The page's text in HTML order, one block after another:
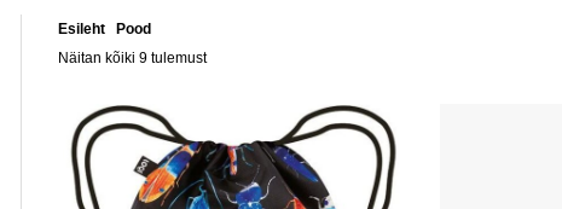
Esileht /Pood
Näitan kõiki 9 tulemust